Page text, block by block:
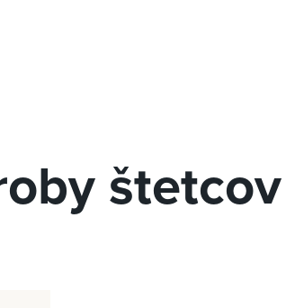
štetcov